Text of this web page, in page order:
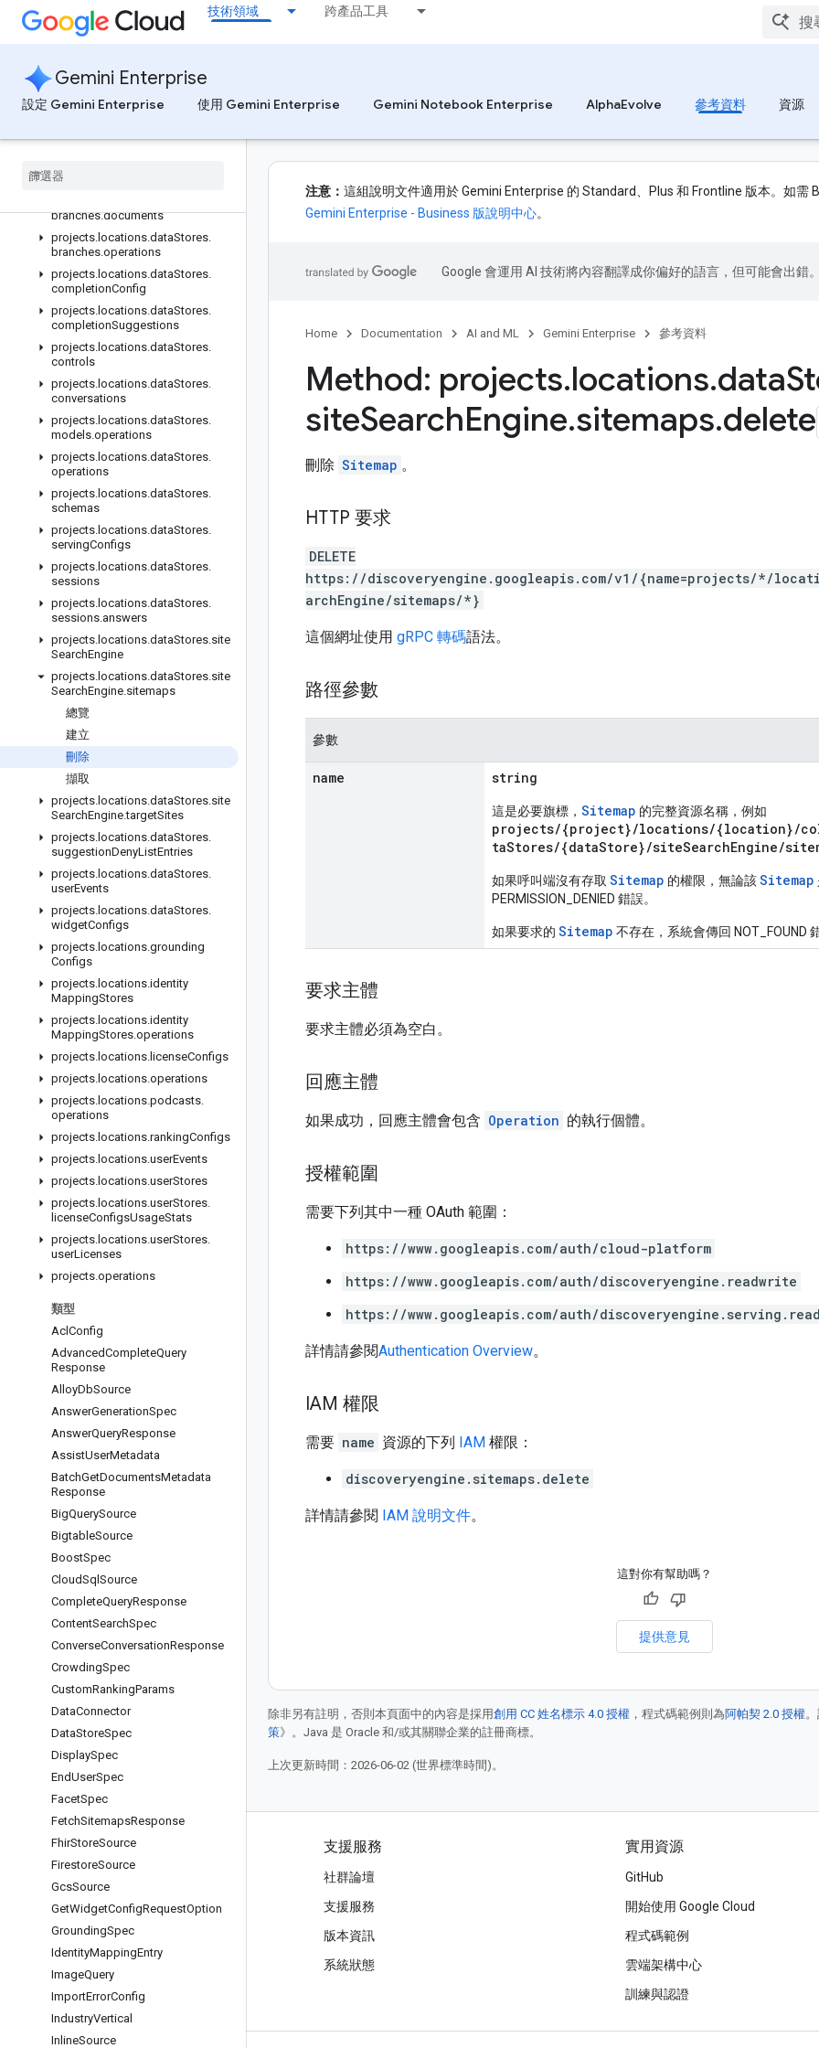
技術領域 跨產品工具
Gemini Enterprise
設定 Gemini Enterprise
使用 Gemini Enterprise Gemini Notebook Enterprise AlphaEvolve 參考資料 資源
projects.locations.collections.engines.servingConfigs
projects.locations.collections.engines.sessions
projects.locations.collections.engines.sessions.assistAnswers
projects.locations.collections.engines.widgetConfigs
projects.locations.dataStores
branches
branches.documents
projects. locations.dataStores.
branches.operations
projects. locations.dataStores.
completionConfig
projects. locations.dataStores.
completionSuggestions
projects. locations.dataStores.
controls
projects. locations.dataStores.
conversations
projects. locations.dataStores.
models.operations
projects. locations.dataStores.
operations
projects. locations.dataStores.
schemas
projects. locations.dataStores.
servingConfigs
projects. locations.dataStores.
sessions
projects. locations.dataStores.
sessions.answers
projects. locations.dataStores.site
SearchEngine
projects. locations.dataStores.site
SearchEngine.sitemaps
總覽
建立
刪除
擷取
projects. locations.dataStores.site
SearchEngine.targetSites
projects. locations.dataStores.
suggestionDenyListEntries
projects. locations.dataStores.
userEvents
projects. locations.dataStores.
widgetConfigs
projects. locations.grounding
Configs
projects. locations.identity
MappingStores
projects. locations.identity
MappingStores.operations
projects. locations. licenseConfigs
projects. locations.operations
projects. locations.podcasts.
operations
projects. locations.rankingConfigs
projects. locations.userEvents
projects. locations.userStores
projects. locations.userStores.
licenseConfigsUsageStats
projects. locations.userStores.
userLicenses
projects.operations
類型
Acl Config
AdvancedCompleteQuery
Response
AlloyDbSource
AnswerGenerationSpec
AnswerQueryResponse
AssistUserMetadata
BatchGetDocumentsMetadata
Response
BigQuerySource
BigtableSource
BoostSpec
CloudSql Source
CompleteQueryResponse
ContentSearchSpec
ConverseConversationResponse
CrowdingSpec
CustomRankingParams
DataConnector
DataStoreSpec
DisplaySpec
EndUserSpec
FacetSpec
FetchSitemapsResponse
FhirStoreSource
FirestoreSource
GcsSource
GetWidgetConfigRequestOption
GroundingSpec
IdentityMappingEntry
ImageQuery
ImportErrorConfig
IndustryVertical
InlineSource
注意： 這組說明文件適用於 Gemini Enterprise 的 Standard、Plus 和 Frontline 版本。如需
Gemini Enterprise - Business 版說明中心。
Google 會運用 AI 技術將內容翻譯成你偏好的語言，但可能會出錯。
Home Documentation AI and ML Gemini Enterprise 參考資料
Method: projects.locations.data
siteSearchEngine.sitemaps.delete
刪除 Sitemap 。
HTTP 要求
DELETE
https://discoveryengine.googleapis.com/v1/{name=projects/*/
archEngine/sitemaps/*}
這個網址使用 gRPC 轉碼語法。
路徑參數
參數
name string
這是必要旗標， Sitemap 的完整資源名稱，例如
projects/{project}/locations/{location}/
taStores/{dataStore}/siteSearchEngine/
如果呼叫端沒有存取 Sitemap 的權限，無論該Sitemap
PERMISSION_DENIED 錯誤。
如果要求的 Sitemap 不存在，系統會傳回 NOT_FOUND
要求主體
要求主體必須為空白。
回應主體
如果成功，回應主體會包含 Operation 的執行個體。
授權範圍
需要下列其中一種 OAuth 範圍：
https://www.googleapis.com/auth/cloud-platform
https://www.googleapis.com/auth/discoveryengine.readwrite
https://www.googleapis.com/auth/
詳情請參閱Authentication Overview。
IAM 權限
需要 name 資源的下列 IAM 權限：
discoveryengine.sitemaps.delete
詳情請參閱 IAM 說明文件。
這對你有幫助嗎？
提供意見
除非另有註明，否則本頁面中的內容是採用創用 CC 姓名標示 4.0 授權 ，程式碼範例則為阿帕契 2.0 授權
策》。Java 是 Oracle 和/或其關聯企業的註冊商標。
上次更新時間：2026-06-02 (世界標準時間)。
產品與定價
Google Cloud 定價
Google Cloud Marketplace
支援服務
社群論壇
支援服務
版本資訊
系統狀態
實用資源
GitHub
開始使用 Google Cloud
程式碼範例
雲端架構中心
訓練與認證